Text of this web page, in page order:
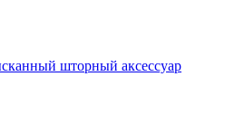
шторный аксессуар